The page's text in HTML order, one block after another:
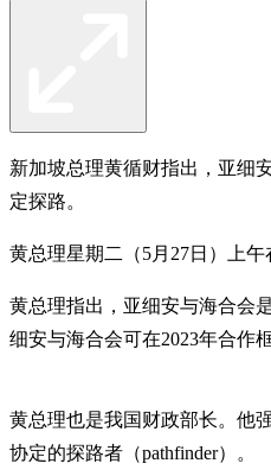
新加坡总理黄循财指出，亚细
定探路。
黄总理星期二（5月27日）上
黄总理指出，亚细安与海合会
细安与海合会可在2023年合作
黄总理也是我国财政部长。他
协定的探路者（pathfinder）。